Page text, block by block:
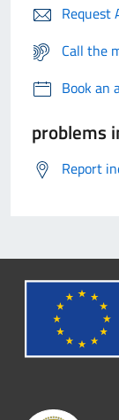
Request
Call the
Book an
problems
Report